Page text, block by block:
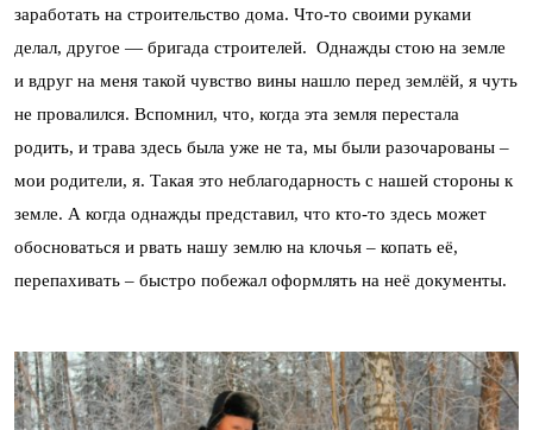
заработать на строительство дома. Что-то своими руками
делал, другое — бригада строителей. Однажды стою на земле
и вдруг на меня такой чувство вины нашло перед землёй, я чуть
не провалился. Вспомнил, что, когда эта земля перестала
родить, и трава здесь была уже не та, мы были разочарованы –
мои родители, я. Такая это неблагодарность с нашей стороны к
земле. А когда однажды представил, что кто-то здесь может
обосноваться и рвать нашу землю на клочья – копать её,
перепахивать – быстро побежал оформлять на неё документы.